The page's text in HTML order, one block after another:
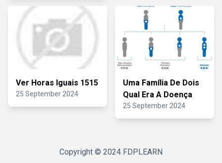
Ver Horas Iguais 1515
25 September 2024
Uma Família De Dois
Qual Era A Doença
25 September 2024
Copyright © 2024 FDPLEARN